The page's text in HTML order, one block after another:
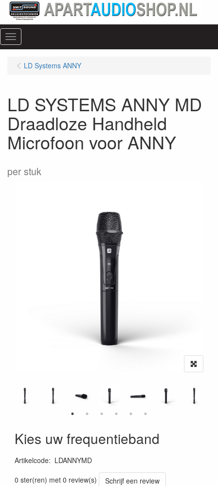
Menu
LD Systems ANNY
LD SYSTEMS ANNY MD
Draadloze Handheld
Microfoon voor ANNY
per stuk
Kies uw frequentieband
Artikelcode: LDANNYMD
0 ster(ren) met 0 review(s)
Schrijf een review